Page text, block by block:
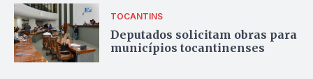
TOCANTINS
Deputados solicitam obras para
municípios tocantinenses